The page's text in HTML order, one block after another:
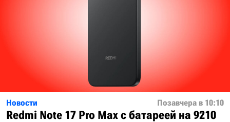
Новости Позавчера в 10:10
Redmi Note 17 Pro Max с батареей на 9210